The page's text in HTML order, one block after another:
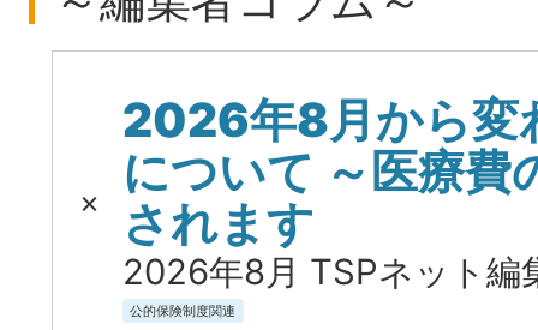
2026年8月から変
について ～医療費
されます
2026年8月 TSPネット編
公的保険制度関連